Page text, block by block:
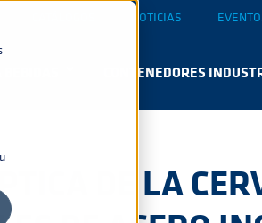
NOTICIAS
CONTENEDORES
DE LA